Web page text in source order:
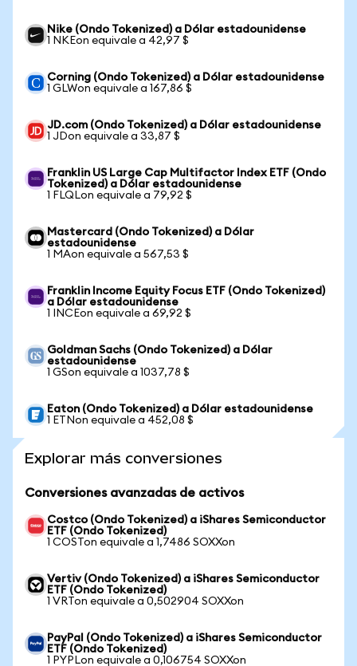
Nike (Ondo Tokenized) a Dólar estadounidense
1 NKEon equivale a 42,97 $
Corning (Ondo Tokenized) a Dólar estadounidense
1 GLWon equivale a 167,86 $
JD.com (Ondo Tokenized) a Dólar estadounidense
1 JDon equivale a 33,87 $
Franklin US Large Cap Multifactor Index ETF (Ondo
Tokenized) a Dólar estadounidense
1 FLQLon equivale a 79,92 $
Mastercard (Ondo Tokenized) a Dólar
estadounidense
1 MAon equivale a 567,53 $
Franklin Income Equity Focus ETF (Ondo Tokenized)
a Dólar estadounidense
1 INCEon equivale a 69,92 $
Goldman Sachs (Ondo Tokenized) a Dólar
estadounidense
1 GSon equivale a 1037,78 $
Eaton (Ondo Tokenized) a Dólar estadounidense
1 ETNon equivale a 452,08 $
Explorar más conversiones
Conversiones avanzadas de activos
Costco (Ondo Tokenized) a iShares Semiconductor
ETF (Ondo Tokenized)
1 COSTon equivale a 1,7486 SOXXon
Vertiv (Ondo Tokenized) a iShares Semiconductor
ETF (Ondo Tokenized)
1 VRTon equivale a 0,502904 SOXXon
PayPal (Ondo Tokenized) a iShares Semiconductor
ETF (Ondo Tokenized)
1 PYPLon equivale a 0,106754 SOXXon